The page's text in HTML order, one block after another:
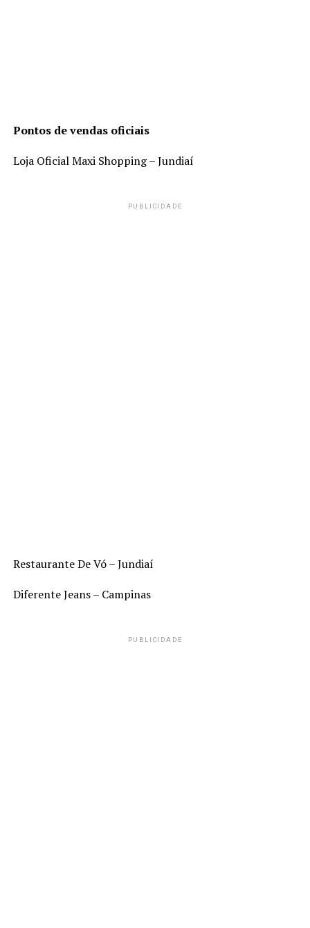
Pontos de vendas oficiais
Loja Oficial Maxi Shopping – Jundiaí
PUBLICIDADE
Restaurante De Vó – Jundiaí
Diferente Jeans – Campinas
PUBLICIDADE